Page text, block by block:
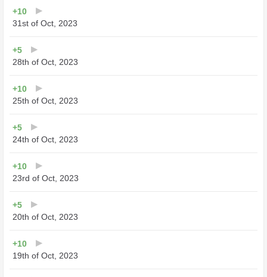
+10
31st of Oct, 2023
+5
28th of Oct, 2023
+10
25th of Oct, 2023
+5
24th of Oct, 2023
+10
23rd of Oct, 2023
+5
20th of Oct, 2023
+10
19th of Oct, 2023